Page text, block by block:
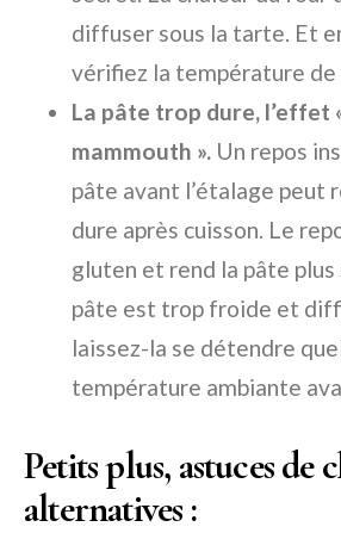
diffuser sous la tarte. Et
vérifiez la température
La pâte trop dure, l’effet
mammouth ». Un repos
pâte avant l’étalage peut
dure après cuisson. Le
gluten et rend la pâte plus
pâte est trop froide et
laissez-la se détendre
température ambiante
Petits plus, astuces de
alternatives :